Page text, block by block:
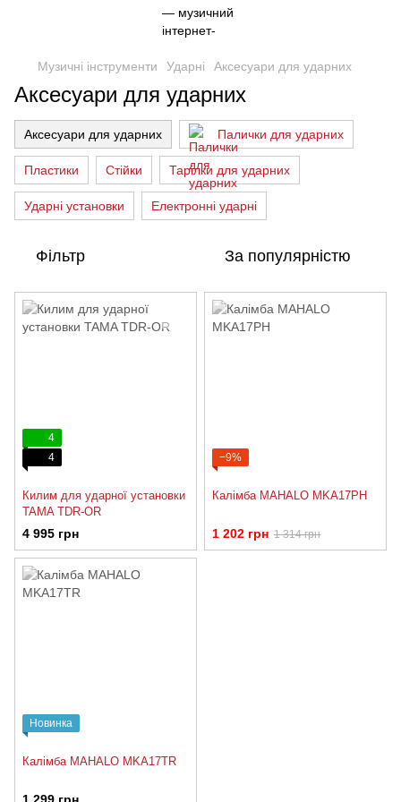
Музичні інструменти Ударні Аксесуари для ударних
Аксесуари для ударних
Аксесуари для ударних Палички для ударних
Пластики Стійки Тарілки для ударних
Ударні установки Електронні ударні
Фільтр За популярністю
4
4
Килим для ударної установки
TAMA TDR-OR
4 995 грн
−9%
Калімба MAHALO MKA17PH
1 202 грн 1 314 грн
Новинка
Калімба MAHALO MKA17TR